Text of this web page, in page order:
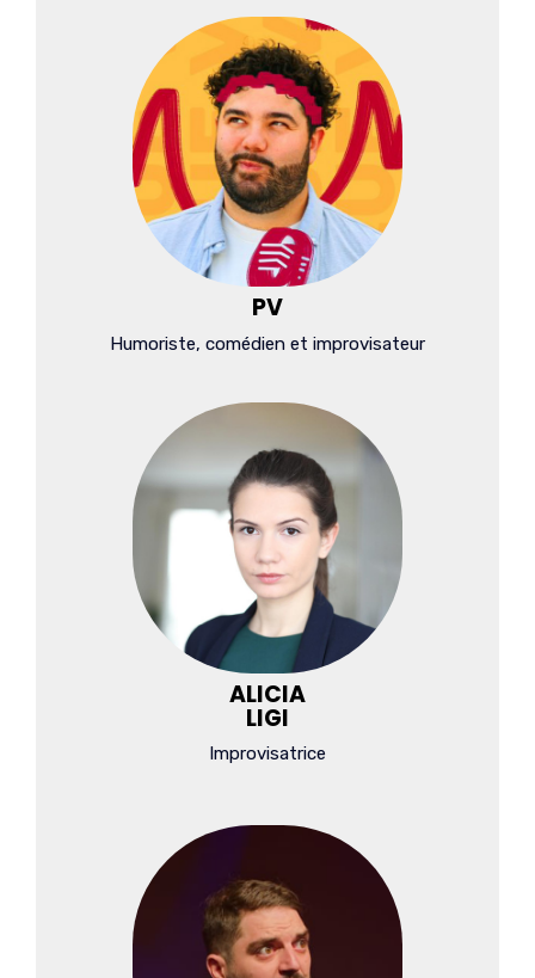
PV
Humoriste, comédien et improvisateur
ALICIA
LIGI
Improvisatrice